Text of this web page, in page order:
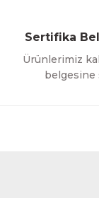
Sertifika
Ürünlerimiz